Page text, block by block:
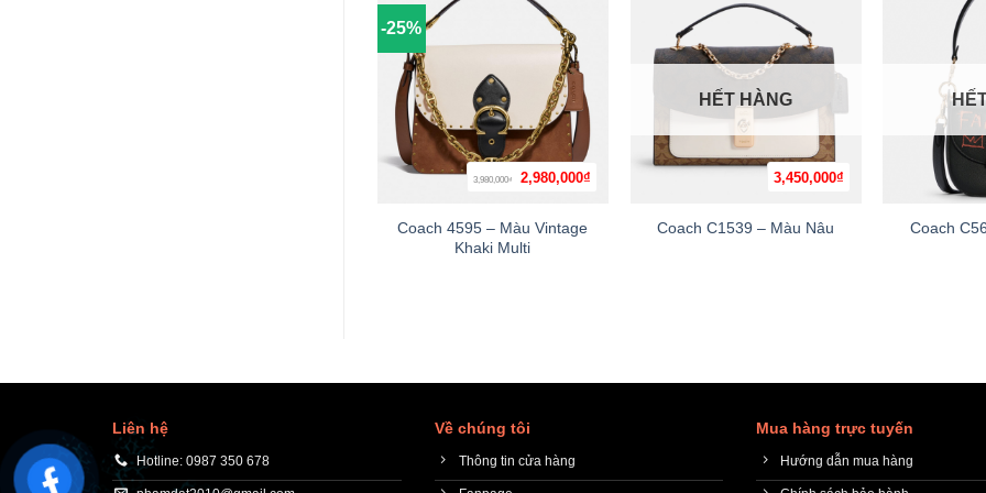
-25%
3,980,000₫
Giá
gốc
2,980,000₫Giá
2,980,000₫.
Coach 4595 – Màu Vintage
Khaki Multi
3,450,000₫
HẾT HÀNG
Coach C1539 – Màu Nâu Coach
Liên hệ
Hotline: 0987 350 678
Về chúng tôi
Thông tin cửa hàng
Mua hàng trực tuyến
Hướng dẫn mua hàng